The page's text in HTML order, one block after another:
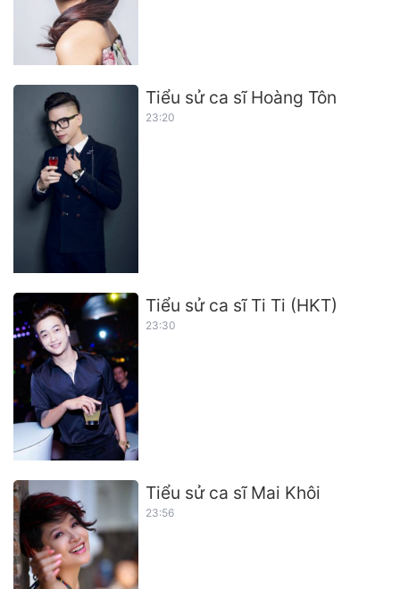
Tiểu sử ca sĩ Hoàng Tôn
23:20
Tiểu sử ca sĩ Ti Ti (HKT)
23:30
Tiểu sử ca sĩ Mai Khôi
23:56